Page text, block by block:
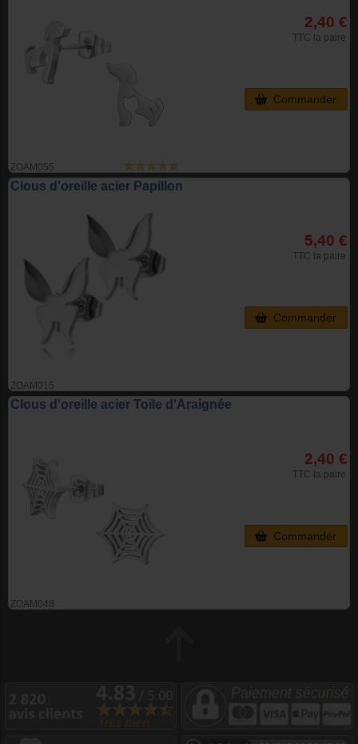
ZOAM055
2,40 €
TTC la paire
Commander
Clous d'oreille acier Papillon
ZOAM015
5,40 €
TTC la paire
Commander
Clous d'oreille acier Toile d'Araignée
ZOAM048
2,40 €
TTC la paire
Commander